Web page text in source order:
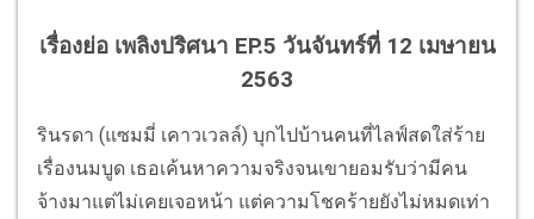
เรื่องย่อ เพลิงปริศนา EP.5 วันจันทร์ที่ 12 เมษายน
2563
รินรดา (แซมมี่ เคาวเวลล์) บุกไปบ้านคนที่ไลฟ์สดใส่ร้าย
เรื่องนมบูด เธอเค้นหาความจริงจนเขายอมรับว่ามีคน
จ้างมาแต่ไม่เคยเจอหน้า แต่ความโชคร้ายยังไม่หมดเท่า